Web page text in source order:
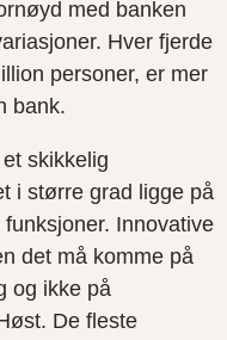
med banken
Hver fjerde
personer, er mer
bank.
skikkelig
i større grad ligge på
Innovative
det må komme på
og ikke på
De fleste